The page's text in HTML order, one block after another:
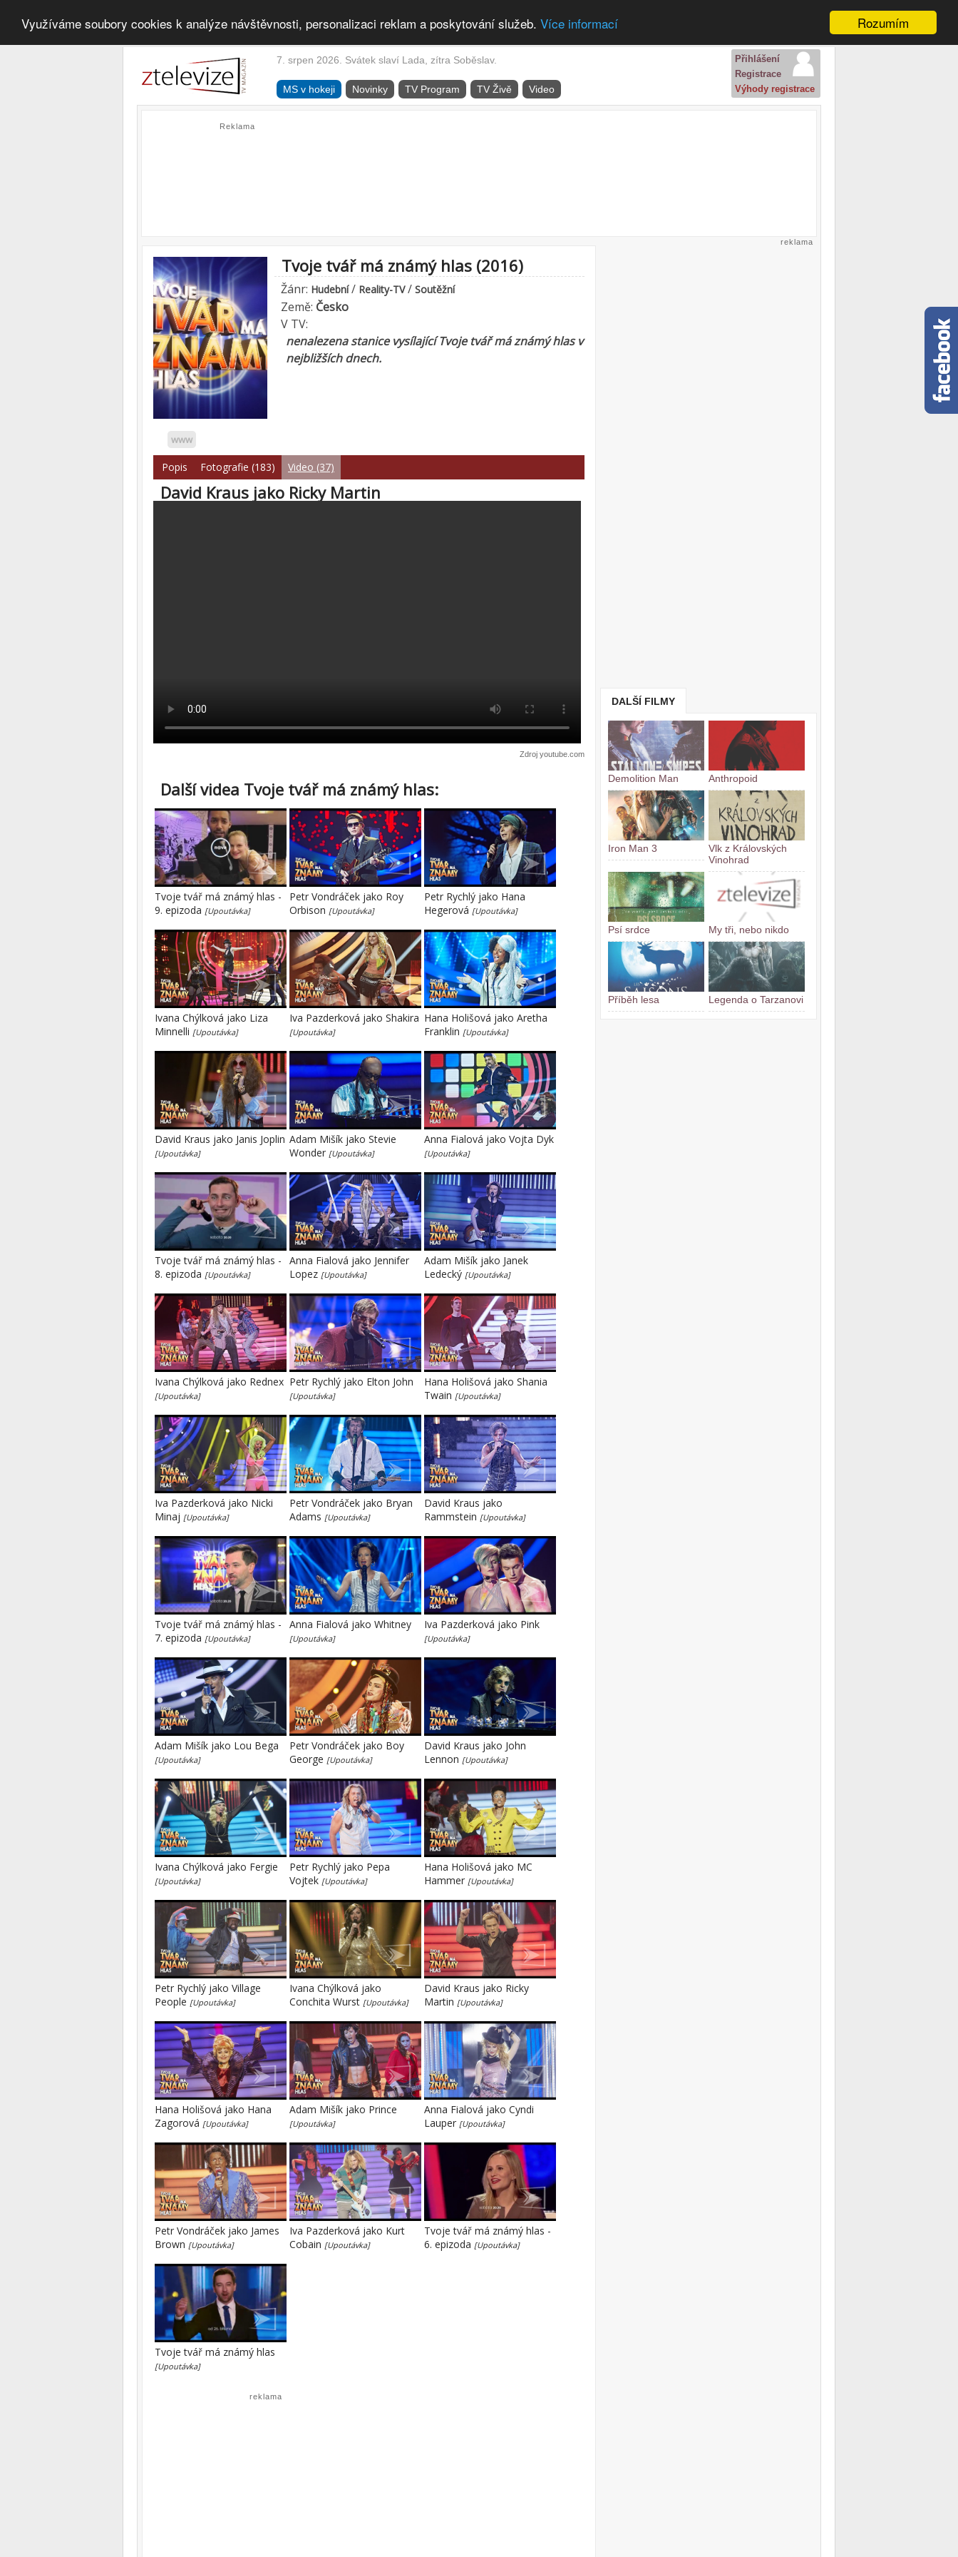
Rozumím
Využíváme soubory cookies k analýze návštěvnosti, personalizaci reklam a poskytování služeb. Více informací
7. srpen 2026. Svátek slaví Lada, zítra Soběslav.
MS v hokeji Novinky TV Program TV Živě Video
Přihlášení
Registrace
Výhody registrace
Reklama
reklama
DALŠÍ FILMY
Demolition Man Anthropoid
Iron Man 3
Vlk z Královských
Vinohrad
Psí srdce My tři, nebo nikdo
Příběh lesa Legenda o Tarzanovi
www
Tvoje tvář má známý hlas (2016)
Žánr: Hudební/ Reality-TV/ Soutěžní
Země: Česko
V TV:
nenalezena stanice vysílající Tvoje tvář má známý hlas v
nejbližších dnech.
Popis Fotografie (183) Video (37)
David Kraus jako Ricky Martin
Zdroj youtube.com
Další videa Tvoje tvář má známý hlas:
Tvoje tvář má známý hlas -
9. epizoda [Upoutávka]
Petr Vondráček jako Roy
Orbison [Upoutávka]
Petr Rychlý jako Hana
Hegerová [Upoutávka]
Ivana Chýlková jako Liza
Minnelli [Upoutávka]
Iva Pazderková jako Shakira
[Upoutávka]
Hana Holišová jako Aretha
Franklin [Upoutávka]
David Kraus jako Janis Joplin
[Upoutávka]
Adam Mišík jako Stevie
Wonder [Upoutávka]
Anna Fialová jako Vojta Dyk
[Upoutávka]
Tvoje tvář má známý hlas -
8. epizoda [Upoutávka]
Anna Fialová jako Jennifer
Lopez [Upoutávka]
Adam Mišík jako Janek
Ledecký [Upoutávka]
Ivana Chýlková jako Rednex
[Upoutávka]
Petr Rychlý jako Elton John
[Upoutávka]
Hana Holišová jako Shania
Twain [Upoutávka]
Iva Pazderková jako Nicki
Minaj [Upoutávka]
Petr Vondráček jako Bryan
Adams [Upoutávka]
David Kraus jako
Rammstein [Upoutávka]
Tvoje tvář má známý hlas -
7. epizoda [Upoutávka]
Anna Fialová jako Whitney
[Upoutávka]
Iva Pazderková jako Pink
[Upoutávka]
Adam Mišík jako Lou Bega
[Upoutávka]
Petr Vondráček jako Boy
George [Upoutávka]
David Kraus jako John
Lennon [Upoutávka]
Ivana Chýlková jako Fergie
[Upoutávka]
Petr Rychlý jako Pepa
Vojtek [Upoutávka]
Hana Holišová jako MC
Hammer [Upoutávka]
Petr Rychlý jako Village
People [Upoutávka]
Ivana Chýlková jako
Conchita Wurst [Upoutávka]
David Kraus jako Ricky
Martin [Upoutávka]
Hana Holišová jako Hana
Zagorová [Upoutávka]
Adam Mišík jako Prince
[Upoutávka]
Anna Fialová jako Cyndi
Lauper [Upoutávka]
Petr Vondráček jako James
Brown [Upoutávka]
Iva Pazderková jako Kurt
Cobain [Upoutávka]
Tvoje tvář má známý hlas -
6. epizoda [Upoutávka]
Tvoje tvář má známý hlas
[Upoutávka]
reklama